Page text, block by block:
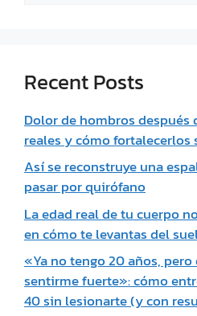
Recent Posts
Dolor de hombros después
reales y cómo fortalecerlos
Así se reconstruye una
pasar por quirófano
La edad real de tu cuerpo
en cómo te levantas del
«Ya no tengo 20 años,
sentirme fuerte»: cómo
40 sin lesionarte (y con